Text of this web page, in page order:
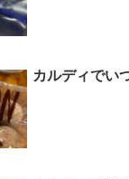
カルディでい